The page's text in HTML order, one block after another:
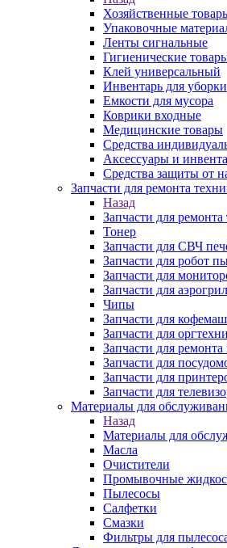
Хозяйственные
Упаковочные
Ленты сигнальные
Гигиенические
Клей универсальный
Инвентарь для уборки
Емкости для мусора
Коврики входные
Медицинские товары
Средства
Аксессуары и
Средства защиты от
Запчасти для ремонта
Назад
Запчасти для ремонта
Тонер
Запчасти для СВЧ
Запчасти для робот
Запчасти для
Запчасти для
Чипы
Запчасти для
Запчасти для
Запчасти для
Запчасти для
Запчасти для
Запчасти для
Материалы для
Назад
Материалы для
Масла
Очистители
Промывочные
Пылесосы
Салфетки
Смазки
Фильтры для